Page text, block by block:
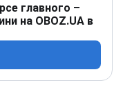
главного –
на OBOZ.UA в